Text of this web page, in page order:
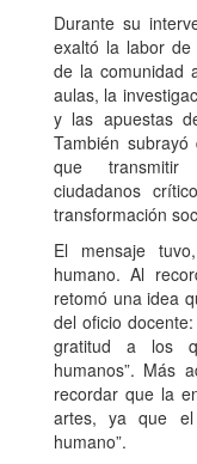
Durante su
exaltó la labor
de la comunidad
aulas, la
y las apuestas
También
que transmitir
ciudadanos
transformación
El mensaje
humano. Al
retomó una idea
del oficio
gratitud a los
humanos”. Más
recordar que la
artes, ya que
humano”.